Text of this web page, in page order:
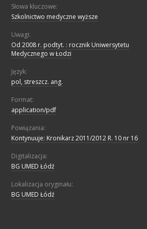
Słowa kluczowe:
Szkolnictwo medyczne wyższe
Uwagi:
Od 2008 r. podtyt. : rocznik Uniwersytetu
Medycznego w Łodzi
Język:
pol, streszcz. ang.
Format:
application/pdf
Powiązania:
Kontynuuje: Kronikarz 2011/2012 R. 10 nr 16
Digitalizacja:
BG UMED Łódź
Lokalizacja oryginału:
BG UMED Łódź